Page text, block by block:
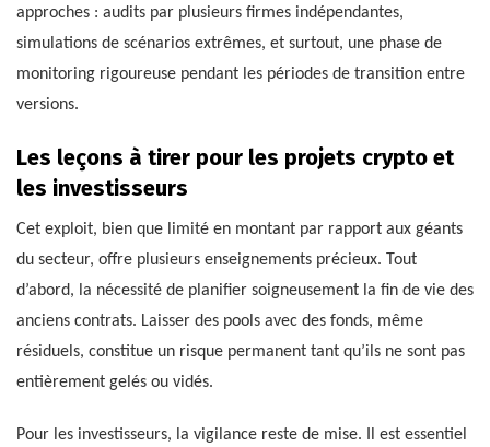
approches : audits par plusieurs firmes indépendantes,
simulations de scénarios extrêmes, et surtout, une phase de
monitoring rigoureuse pendant les périodes de transition entre
versions.
Les leçons à tirer pour les projets crypto et
les investisseurs
Cet exploit, bien que limité en montant par rapport aux géants
du secteur, offre plusieurs enseignements précieux. Tout
d’abord, la nécessité de planifier soigneusement la fin de vie des
anciens contrats. Laisser des pools avec des fonds, même
résiduels, constitue un risque permanent tant qu’ils ne sont pas
entièrement gelés ou vidés.
Pour les investisseurs, la vigilance reste de mise. Il est essentiel